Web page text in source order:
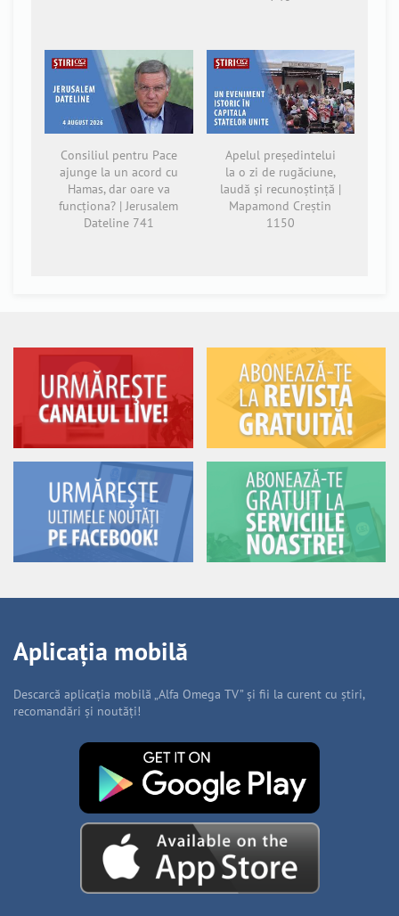
Consiliul pentru Pace
ajunge la un acord cu
Hamas, dar oare va
funcționa? | Jerusalem
Dateline 741
Apelul președintelui
la o zi de rugăciune,
laudă și recunoștință |
Mapamond Creștin
1150
Aplicația mobilă
Descarcă aplicația mobilă „Alfa Omega TV” și fii la curent cu știri,
recomandări și noutăți!